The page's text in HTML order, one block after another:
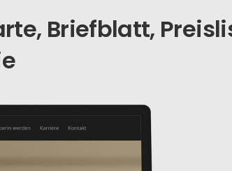
Briefblatt,